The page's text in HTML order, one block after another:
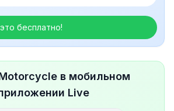
бесплатно!
в мобильном
Live